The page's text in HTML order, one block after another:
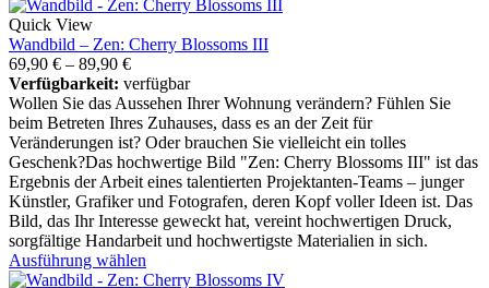
Quick View
Wandbild – Zen: Cherry Blossoms III
69,90 € – 89,90 €
Verfügbarkeit: verfügbar
Wollen Sie das Aussehen Ihrer Wohnung verändern? Fühlen Sie
beim Betreten Ihres Zuhauses, dass es an der Zeit für
Veränderungen ist? Oder brauchen Sie vielleicht ein tolles
Geschenk?Das hochwertige Bild "Zen: Cherry Blossoms III" ist das
Ergebnis der Arbeit eines talentierten Projektanten-Teams – junger
Künstler, Grafiker und Fotografen, deren Kopf voller Ideen ist. Das
Bild, das Ihr Interesse geweckt hat, vereint hochwertigen Druck,
sorgfältige Handarbeit und hochwertigste Materialien in sich.
Ausführung wählen